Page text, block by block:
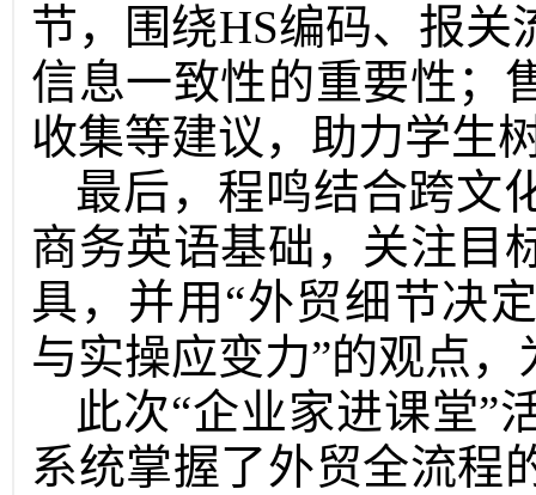
节，围绕HS编码、报
信息一致性的重要性；
收集等建议，助力学生
最后，程鸣结合跨文
商务英语基础，关注目
具，并用“外贸细节决
与实操应变力”的观点
此次“企业家进课堂”
系统掌握了外贸全流程